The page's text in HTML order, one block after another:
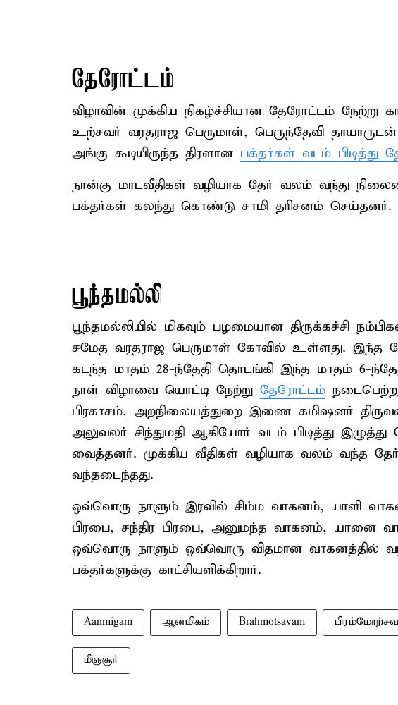
தேரோட்டம்
விழாவின் முக்கிய நிகழ்ச்சியான தேரோட்டம் நேற்று
உற்சவர் வரதராஜ பெருமாள், பெருந்தேவி தாயாருடன்
அங்கு கூடியிருந்த திரளான பக்தர்கள் வடம் பிடித்து
நான்கு மாடவீதிகள் வழியாக தேர் வலம் வந்து
பக்தர்கள் கலந்து கொண்டு சாமி தரிசனம் செய்தனர்.
பூந்தமல்லி
பூந்தமல்லியில் மிகவும் பழமையான திருக்கச்சி
சமேத வரதராஜ பெருமாள் கோவில் உள்ளது. இந்த
கடந்த மாதம் 28-ந்தேதி தொடங்கி இந்த மாதம் 6-
நாள் விழாவை யொட்டி நேற்று தேரோட்டம்
பிரகாசம், அறநிலையத்துறை இணை கமிஷனர்
அலுவலர் சிந்துமதி ஆகியோர் வடம் பிடித்து
வைத்தனர். முக்கிய வீதிகள் வழியாக வலம் வந்த
வந்தடைந்தது.
ஒவ்வொரு நாளும் இரவில் சிம்ம வாகனம், யாளி
பிரபை, சந்திர பிரபை, அனுமந்த வாகனம், யானை
ஒவ்வொரு நாளும் ஒவ்வொரு விதமான வாகனத்தில்
பக்தர்களுக்கு காட்சியளிக்கிறார்.
Aanmigam ஆன்மிகம் Brahmotsavam
மீஞ்சூர்